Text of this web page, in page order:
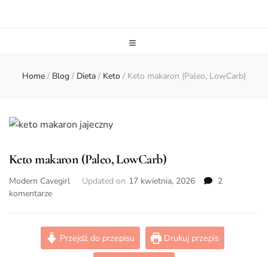
Home / Blog / Dieta / Keto / Keto makaron (Paleo, LowCarb)
Keto makaron (Paleo, LowCarb)
Modern Cavegirl Updated on 17 kwietnia, 2026
2
komentarzedo
(Paleo,
LowCarb)
Przejdź do przepisu Drukuj przepis